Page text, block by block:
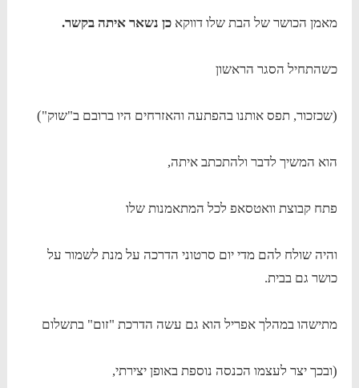
מאמן הכושר של הבת שלו דווקאכן נשאר איתה בקשר.
כשהתחיל הסגר הראשון
(שכזכור, תפס אותנו בהפתעה והאזרחים היו ברובם ב"שוק")
הוא המשיך לדבר ולהתכתב איתה,
פתח קבוצת וואטסאפ לכל המתאמנות שלו
והיה שולח להם מדי יום סרטוני הדרכה על מנת לשמור על
כושר גם בבית.
מתישהו במהלך אפריל הוא גם עשה הדרכת "זום" בתשלום
(ובכך יצר לעצמו הכנסה נוספת באופן יצירתי,